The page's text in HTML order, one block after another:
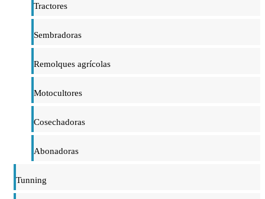
Tractores
Sembradoras
Remolques agrícolas
Motocultores
Cosechadoras
Abonadoras
Tunning